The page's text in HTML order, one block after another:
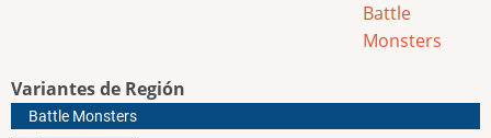
Battle
Monsters
Variantes de Región
Battle Monsters